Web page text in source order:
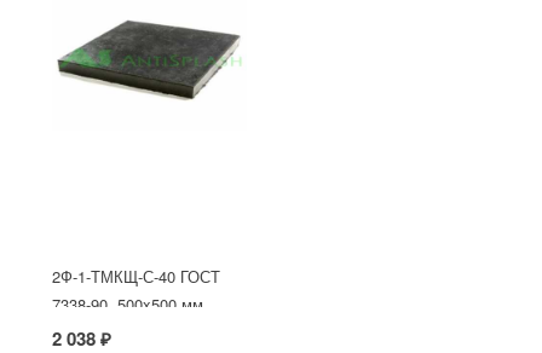
2Ф-1-ТМКЩ-С-40 ГОСТ
7338-90, 500x500 мм
2 038 ₽